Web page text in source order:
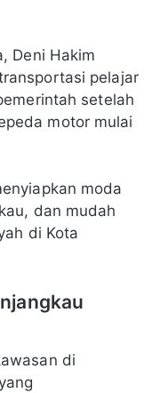
Deni Hakim
pelajar
setelah
motor mulai
moda
dan mudah
di Kota
di